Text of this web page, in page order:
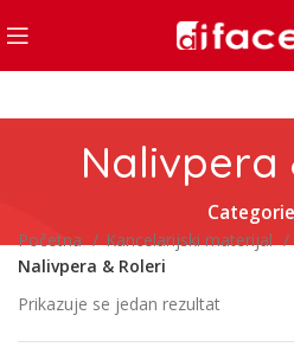
Nalivpera
Početna Kancelarijski materijal
Nalivpera & Roleri
Prikazuje se jedan rezultat